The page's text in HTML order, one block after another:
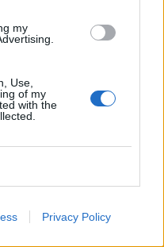
my
Use,
of my
with the
Privacy Policy
tra creatività,